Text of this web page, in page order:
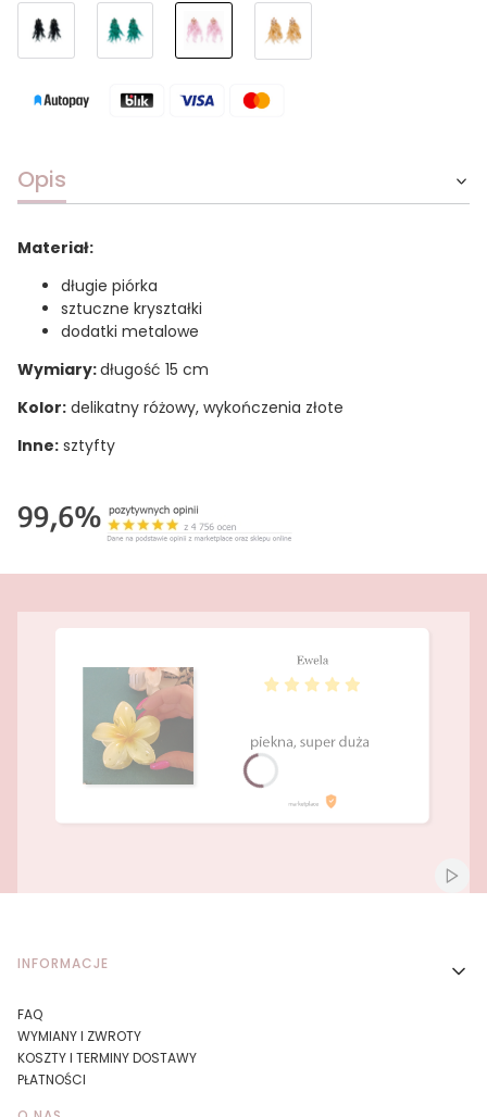
Opis
Materiał:
długie piórka
sztuczne kryształki
dodatki metalowe
Wymiary:długość 15 cm
Kolor: delikatny różowy, wykończenia złote
Inne: sztyfty
Linki w stopce
INFORMACJE
FAQ
WYMIANY I ZWROTY
KOSZTY I TERMINY DOSTAWY
PŁATNOŚCI